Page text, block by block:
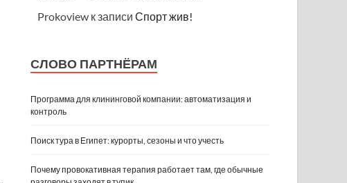
Prokoview к записиСпорт жив!
СЛОВО ПАРТНЁРАМ
Программа для клининговой компании: автоматизация и
контроль
Поиск тура в Египет: курорты, сезоны и что учесть
Почему провокативная терапия работает там, где обычные